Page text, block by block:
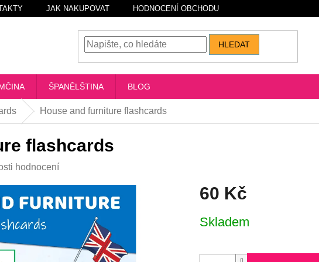
JAK NAKUPOVAT HODNOCENÍ OBCHODU
HLEDAT
ŠPANĚLŠTINA BLOG
House and furniture flashcards
flashcards
hodnocení
60 Kč
cena:
Skladem